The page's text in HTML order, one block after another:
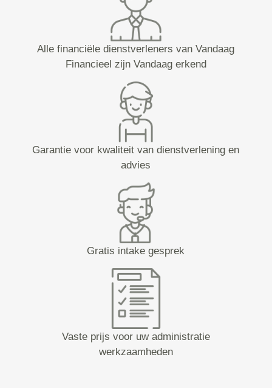
Alle financiële dienstverleners van Vandaag
Financieel zijn Vandaag erkend
Garantie voor kwaliteit van dienstverlening en
advies
Gratis intake gesprek
Vaste prijs voor uw administratie
werkzaamheden